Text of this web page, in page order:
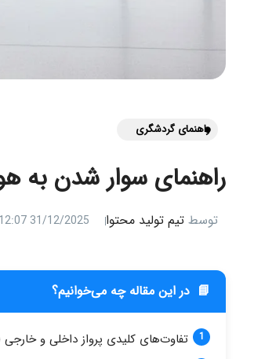
راهنمای گردشگری
راهنمای سوار شدن به
توسط تیم تولید محتوا 31/12/2025 12:07 ق.ظ
📘 در این مقاله چه می‌خوانیم؟
تفاوت‌های کلیدی پرواز داخلی و